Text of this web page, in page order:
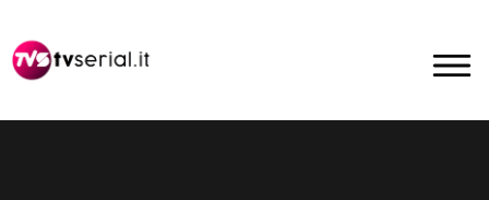
alla
navigazione
contenuto
MENU